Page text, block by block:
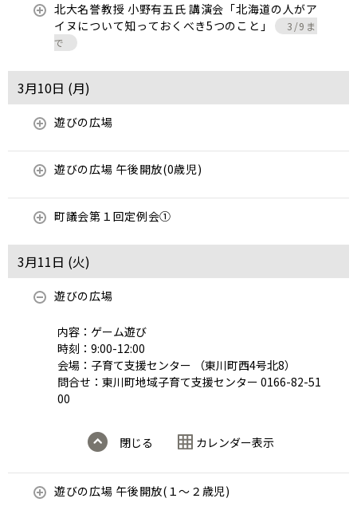
北大名誉教授 小野有五氏 講演会「北海道の人がア
イヌについて知っておくべき5つのこと」
3/9ま
で
3月10日 (月)
遊びの広場
遊びの広場 午後開放(0歳児)
町議会第１回定例会①
3月11日 (火)
遊びの広場
内容：ゲーム遊び
時刻：9:00-12:00
会場：子育て支援センター （東川町西4号北8）
問合せ：東川町地域子育て支援センター 0166-82-51
00
閉じる カレンダー表示
遊びの広場 午後開放(１～２歳児)